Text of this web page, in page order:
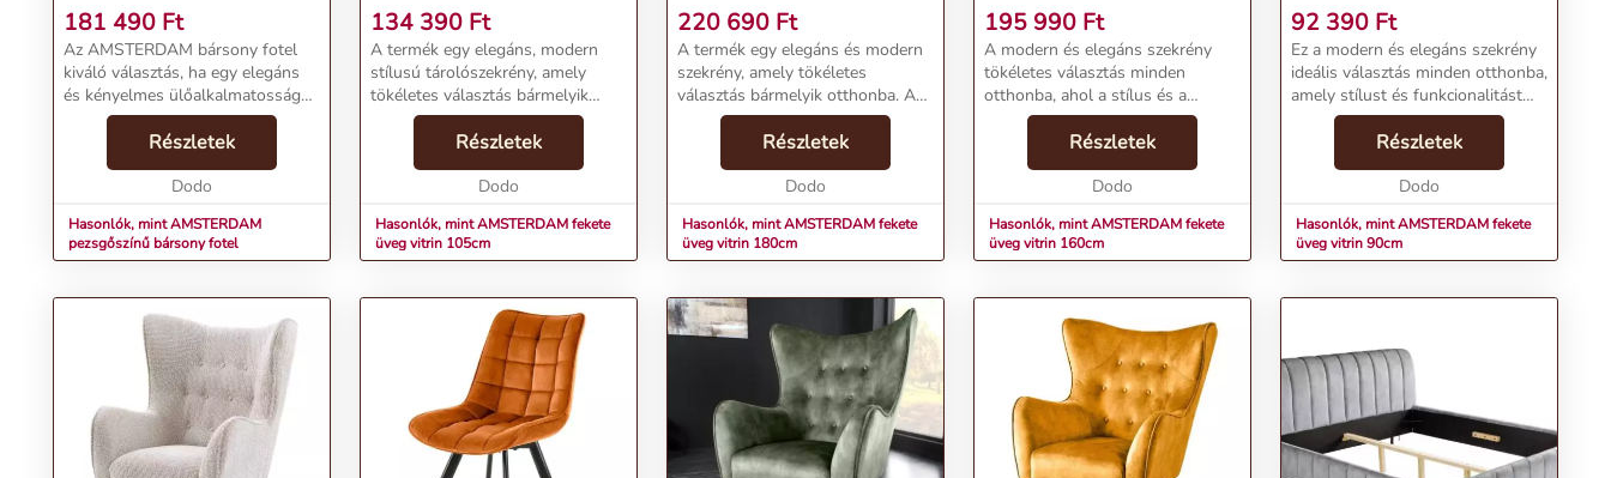
181 490 Ft
Az AMSTERDAM bársony fotel
kiváló választás, ha egy elegáns
és kényelmes ülőalkalmatosságot
keresel.A fotel bársony huzata
(100% poliészter) és a porfestett
fém lábak kiváló minőségű
anyagokból készül...
Részletek
Dodo
Hasonlók, mint AMSTERDAM
pezsgőszínű bársony fotel
134 390 Ft
A termék egy elegáns, modern
stílusú tárolószekrény, amely
tökéletes választás bármelyik
otthon számára. A szekrény
három különálló szekrényajtóval
rendelkezik, amelyek finoman
bordázott üvegből készü...
Részletek
Dodo
Hasonlók, mint AMSTERDAM fekete
üveg vitrin 105cm
220 690 Ft
A termék egy elegáns és modern
szekrény, amely tökéletes
választás bármelyik otthonba. Az
üvegezett ajtók finom bordázott
mintával vannak ellátva, amely
stílusos megjelenést kölcsönöz a
bútordarabnak....
Részletek
Dodo
Hasonlók, mint AMSTERDAM fekete
üveg vitrin 180cm
195 990 Ft
A modern és elegáns szekrény
tökéletes választás minden
otthonba, ahol a stílus és a
funkcionalitás találkozik. A karcsú,
fekete fémkeret és az áttetsző
üvegajtók kombinációja nem csak
esztétikus, de ...
Részletek
Dodo
Hasonlók, mint AMSTERDAM fekete
üveg vitrin 160cm
92 390 Ft
Ez a modern és elegáns szekrény
ideális választás minden otthonba,
amely stílust és funkcionalitást
szeretne ötvözni. Fém szerkezete
biztosítja a stabilitást és
tartósságot, így hosszú évekig
Részletek
Dodo
Hasonlók, mint AMSTERDAM fekete
üveg vitrin 90cm